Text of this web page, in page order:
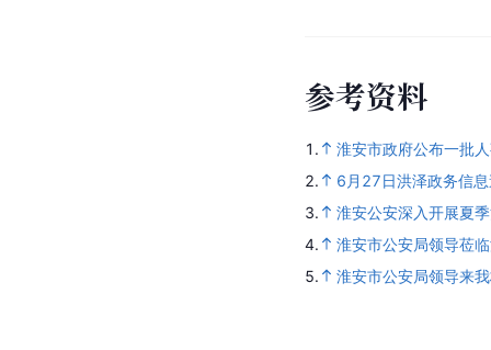
参考资料
1.
淮安市政府公布一批
2.
6月27日洪泽政务信
3.
淮安公安深入开展夏
4.
淮安市公安局领导莅
5.
淮安市公安局领导来